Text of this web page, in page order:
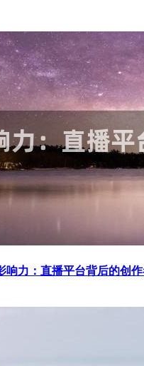
响力：直播平台背后的创